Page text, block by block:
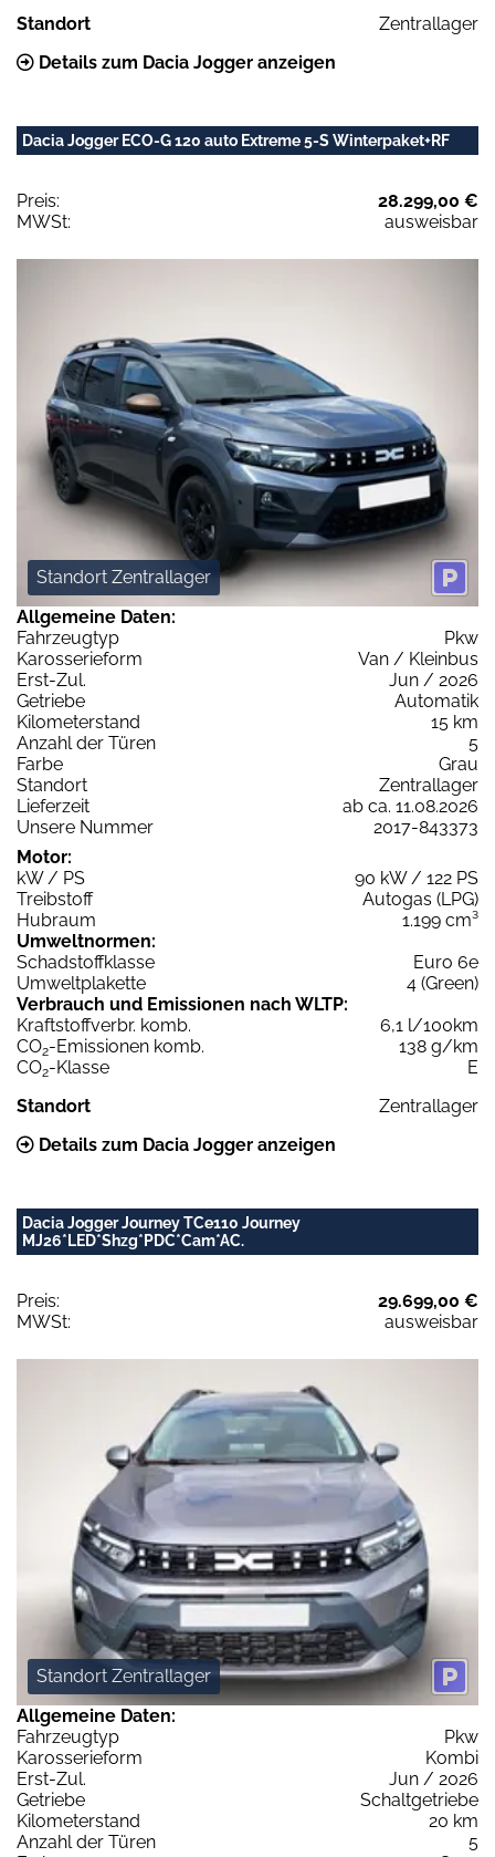
Standort
Zentrallager
Details zum Dacia Jogger anzeigen
Dacia Jogger ECO-G 120 auto Extreme 5-S Winterpaket+RF
Preis:
28.299,00 €
MWSt:
ausweisbar
Standort Zentrallager
Allgemeine Daten:
Fahrzeugtyp
Pkw
Karosserieform
Van / Kleinbus
Erst-Zul.
Jun / 2026
Getriebe
Automatik
Kilometerstand
15 km
Anzahl der Türen
5
Farbe
Grau
Standort
Zentrallager
Lieferzeit
ab ca. 11.08.2026
Unsere Nummer
2017-843373
Motor:
kW / PS
90 kW / 122 PS
Treibstoff
Autogas (LPG)
Hubraum
1.199 cm³
Umweltnormen:
Schadstoffklasse
Euro 6e
Umweltplakette
4 (Green)
Verbrauch und Emissionen nach WLTP:
Kraftstoffverbr. komb.
6,1 l/100km
CO2-Emissionen komb.
138 g/km
CO2-Klasse
E
Standort
Zentrallager
Details zum Dacia Jogger anzeigen
Dacia Jogger Journey TCe110 Journey
MJ26*LED*Shzg*PDC*Cam*AC.
Preis:
29.699,00 €
MWSt:
ausweisbar
Standort Zentrallager
Allgemeine Daten:
Fahrzeugtyp
Pkw
Karosserieform
Kombi
Erst-Zul.
Jun / 2026
Getriebe
Schaltgetriebe
Kilometerstand
20 km
Anzahl der Türen
5